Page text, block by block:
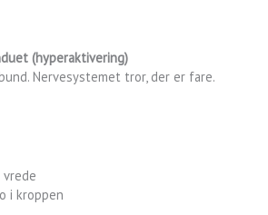
(hyperaktivering)
Nervesystemet tror, der er fare.
i kroppen